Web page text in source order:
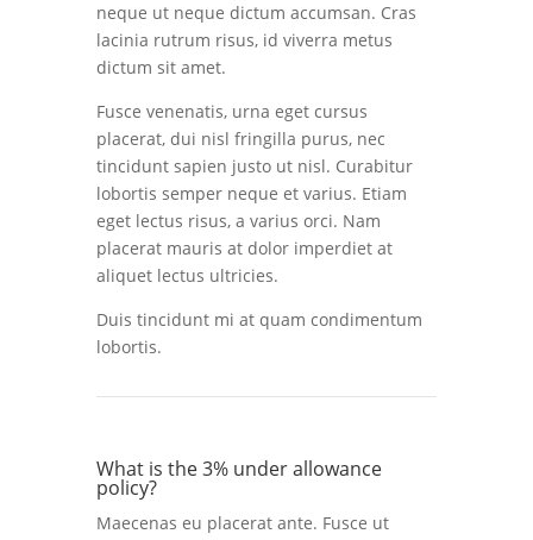
neque ut neque dictum accumsan. Cras
lacinia rutrum risus, id viverra metus
dictum sit amet.
Fusce venenatis, urna eget cursus
placerat, dui nisl fringilla purus, nec
tincidunt sapien justo ut nisl. Curabitur
lobortis semper neque et varius. Etiam
eget lectus risus, a varius orci. Nam
placerat mauris at dolor imperdiet at
aliquet lectus ultricies.
Duis tincidunt mi at quam condimentum
lobortis.
What is the 3% under allowance
policy?
Maecenas eu placerat ante. Fusce ut